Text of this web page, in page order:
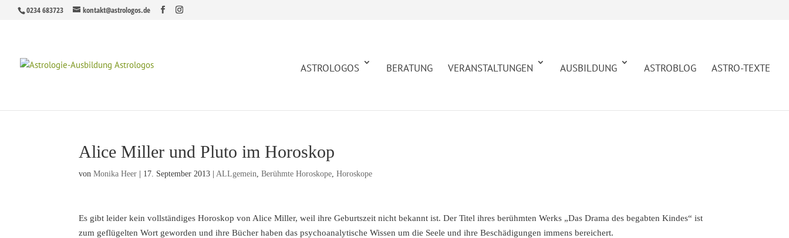
0234 683723 kontakt@astrologos.de
ASTROLOGOS BERATUNG VERANSTALTUNGEN AUSBILDUNG ASTROBLOG ASTRO-TEXTE
Alice Miller und Pluto im Horoskop
vonMonika Heer 17. September 2013 |ALLgemein,Berühmte Horoskope,Horoskope
Es gibt leider kein vollständiges Horoskop von Alice Miller, weil ihre Geburtszeit nicht bekannt ist. Der Titel ihres berühmten Werks „Das Drama des begabten Kindes“ ist
zum geflügelten Wort geworden und ihre Bücher haben das psychoanalytische Wissen um die Seele und ihre Beschädigungen immens bereichert.